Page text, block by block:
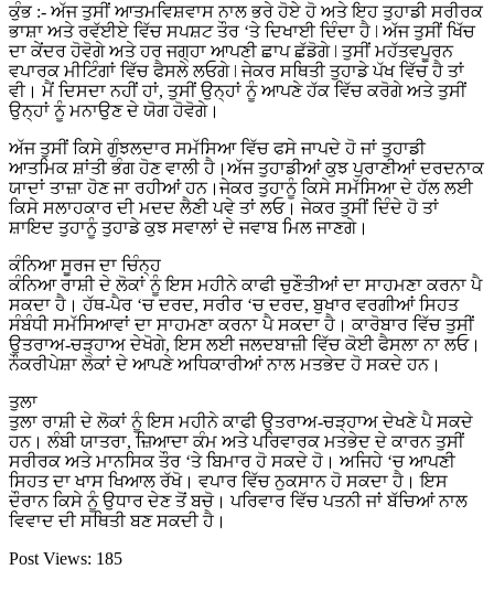
ਕੁੰਭ :- ਅੱਜ ਤੁਸੀਂ ਆਤਮਵਿਸ਼ਵਾਸ ਨਾਲ ਭਰੇ ਹੋਏ ਹੋ ਅਤੇ ਇਹ ਤੁਹਾਡੀ ਸਰੀਰਕ
ਭਾਸ਼ਾ ਅਤੇ ਰਵੱਈਏ ਵਿੱਚ ਸਪਸ਼ਟ ਤੌਰ ‘ਤੇ ਦਿਖਾਈ ਦਿੰਦਾ ਹੈ ǀ ਅੱਜ ਤੁਸੀਂ ਖਿੱਚ
ਦਾ ਕੇਂਦਰ ਹੋਵੋਗੇ ਅਤੇ ਹਰ ਜਗ੍ਹਾ ਆਪਣੀ ਛਾਪ ਛੱਡੋਗੇ ǀ ਤੁਸੀਂ ਮਹੱਤਵਪੂਰਨ
ਵਪਾਰਕ ਮੀਟਿੰਗਾਂ ਵਿੱਚ ਫੈਸਲੇ ਲਓਗੇ ǀ ਜੇਕਰ ਸਥਿਤੀ ਤੁਹਾਡੇ ਪੱਖ ਵਿੱਚ ਹੈ ਤਾਂ
ਵੀ। ਮੈਂ ਦਿਸਦਾ ਨਹੀਂ ਹਾਂ, ਤੁਸੀਂ ਉਨ੍ਹਾਂ ਨੂੰ ਆਪਣੇ ਹੱਕ ਵਿੱਚ ਕਰੋਗੇ ਅਤੇ ਤੁਸੀਂ
ਉਨ੍ਹਾਂ ਨੂੰ ਮਨਾਉਣ ਦੇ ਯੋਗ ਹੋਵੋਗੇ।
ਅੱਜ ਤੁਸੀਂ ਕਿਸੇ ਗੁੰਝਲਦਾਰ ਸਮੱਸਿਆ ਵਿੱਚ ਫਸੇ ਜਾਪਦੇ ਹੋ ਜਾਂ ਤੁਹਾਡੀ
ਆਤਮਿਕ ਸ਼ਾਂਤੀ ਭੰਗ ਹੋਣ ਵਾਲੀ ਹੈ।ਅੱਜ ਤੁਹਾਡੀਆਂ ਕੁਝ ਪੁਰਾਣੀਆਂ ਦਰਦਨਾਕ
ਯਾਦਾਂ ਤਾਜ਼ਾ ਹੋਣ ਜਾ ਰਹੀਆਂ ਹਨ।ਜੇਕਰ ਤੁਹਾਨੂੰ ਕਿਸੇ ਸਮੱਸਿਆ ਦੇ ਹੱਲ ਲਈ
ਕਿਸੇ ਸਲਾਹਕਾਰ ਦੀ ਮਦਦ ਲੈਣੀ ਪਵੇ ਤਾਂ ਲਓ। ਜੇਕਰ ਤੁਸੀਂ ਦਿੰਦੇ ਹੋ ਤਾਂ
ਸ਼ਾਇਦ ਤੁਹਾਨੂੰ ਤੁਹਾਡੇ ਕੁਝ ਸਵਾਲਾਂ ਦੇ ਜਵਾਬ ਮਿਲ ਜਾਣਗੇ।
ਕੰਨਿਆ ਸੂਰਜ ਦਾ ਚਿੰਨ੍ਹ
ਕੰਨਿਆ ਰਾਸ਼ੀ ਦੇ ਲੋਕਾਂ ਨੂੰ ਇਸ ਮਹੀਨੇ ਕਾਫੀ ਚੁਣੌਤੀਆਂ ਦਾ ਸਾਹਮਣਾ ਕਰਨਾ ਪੈ
ਸਕਦਾ ਹੈ। ਹੱਥ-ਪੈਰ ‘ਚ ਦਰਦ, ਸਰੀਰ ‘ਚ ਦਰਦ, ਬੁਖਾਰ ਵਰਗੀਆਂ ਸਿਹਤ
ਸੰਬੰਧੀ ਸਮੱਸਿਆਵਾਂ ਦਾ ਸਾਹਮਣਾ ਕਰਨਾ ਪੈ ਸਕਦਾ ਹੈ। ਕਾਰੋਬਾਰ ਵਿੱਚ ਤੁਸੀਂ
ਉਤਰਾਅ-ਚੜ੍ਹਾਅ ਦੇਖੋਗੇ, ਇਸ ਲਈ ਜਲਦਬਾਜ਼ੀ ਵਿੱਚ ਕੋਈ ਫੈਸਲਾ ਨਾ ਲਓ।
ਨੌਕਰੀਪੇਸ਼ਾ ਲੋਕਾਂ ਦੇ ਆਪਣੇ ਅਧਿਕਾਰੀਆਂ ਨਾਲ ਮਤਭੇਦ ਹੋ ਸਕਦੇ ਹਨ।
ਤੁਲਾ
ਤੁਲਾ ਰਾਸ਼ੀ ਦੇ ਲੋਕਾਂ ਨੂੰ ਇਸ ਮਹੀਨੇ ਕਾਫੀ ਉਤਰਾਅ-ਚੜ੍ਹਾਅ ਦੇਖਣੇ ਪੈ ਸਕਦੇ
ਹਨ। ਲੰਬੀ ਯਾਤਰਾ, ਜ਼ਿਆਦਾ ਕੰਮ ਅਤੇ ਪਰਿਵਾਰਕ ਮਤਭੇਦ ਦੇ ਕਾਰਨ ਤੁਸੀਂ
ਸਰੀਰਕ ਅਤੇ ਮਾਨਸਿਕ ਤੌਰ ‘ਤੇ ਬਿਮਾਰ ਹੋ ਸਕਦੇ ਹੋ। ਅਜਿਹੇ ‘ਚ ਆਪਣੀ
ਸਿਹਤ ਦਾ ਖਾਸ ਖਿਆਲ ਰੱਖੋ। ਵਪਾਰ ਵਿੱਚ ਨੁਕਸਾਨ ਹੋ ਸਕਦਾ ਹੈ। ਇਸ
ਦੌਰਾਨ ਕਿਸੇ ਨੂੰ ਉਧਾਰ ਦੇਣ ਤੋਂ ਬਚੋ। ਪਰਿਵਾਰ ਵਿੱਚ ਪਤਨੀ ਜਾਂ ਬੱਚਿਆਂ ਨਾਲ
ਵਿਵਾਦ ਦੀ ਸਥਿਤੀ ਬਣ ਸਕਦੀ ਹੈ।
Post Views: 185